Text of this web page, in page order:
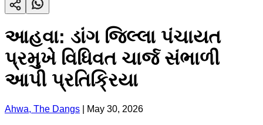
આહવા: ડાંગ જિલ્લા પંચાયત
પ્રમુખે વિધિવત ચાર્જ સંભાળી
આપી પ્રતિક્રિયા
Ahwa, The Dangs May 30, 2026